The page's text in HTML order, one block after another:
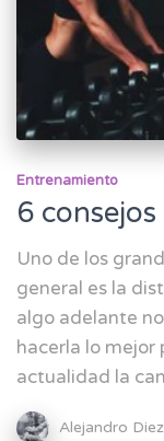
Entrenamiento
6
Uno de los
general es la
algo adelante
hacerla lo mejor
actualidad la
Alejandro Diez